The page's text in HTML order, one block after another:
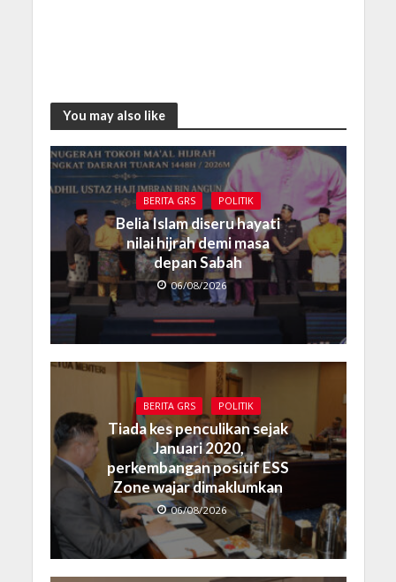
You may also like
BERITA GRS POLITIK
Belia Islam diseru hayati
nilai hijrah demi masa
depan Sabah
06/08/2026
BERITA GRS POLITIK
Tiada kes penculikan sejak
Januari 2020,
perkembangan positif ESS
Zone wajar dimaklumkan
06/08/2026